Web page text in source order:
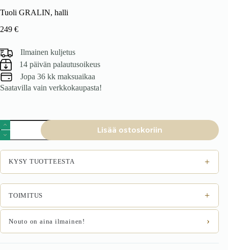
Tuoli GRALIN, halli
249 €
Ilmainen kuljetus
14 päivän palautusoikeus
Jopa 36 kk maksuaikaa
Saatavilla vain verkkokaupasta!
Tuoli
GRALIN,
halli
määrä
Lisää ostoskoriin
KYSY TUOTTEESTA +
TOIMITUS +
Nouto on aina ilmainen! ›